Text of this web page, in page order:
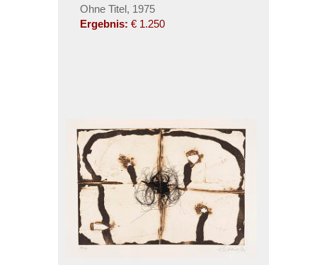
Ohne Titel, 1975
Ergebnis: € 1.250